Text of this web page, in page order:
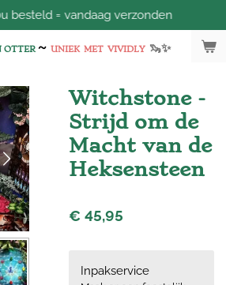
OTTER~ UNIEK MET VIVIDLY 🦦✨
besteld = vandaag verzonden
Witchstone -
Strijd om de
Macht van de
Heksensteen
€ 45,95
Inpakservice